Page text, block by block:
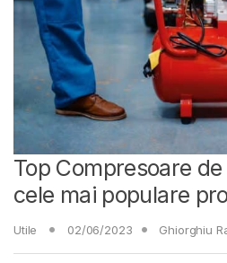
Top Compresoare
cele mai populare
Utile 02/06/2023 Ghiorghiu